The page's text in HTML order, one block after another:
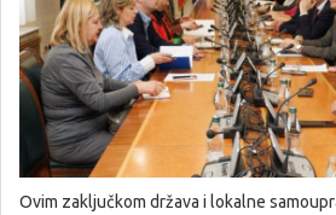
Ovim zaključkom država i lokalne